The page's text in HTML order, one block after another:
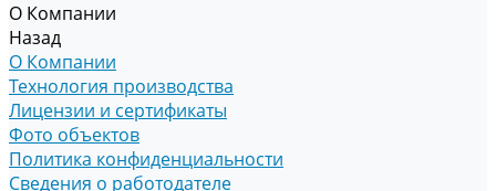
О Компании
Назад
О Компании
Технология производства
Лицензии и сертификаты
Фото объектов
Политика конфиденциальности
Сведения о работодателе